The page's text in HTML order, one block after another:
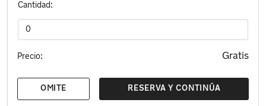
Cantidad:
Precio: Gratis
OMITE RESERVA Y CONTINÚA